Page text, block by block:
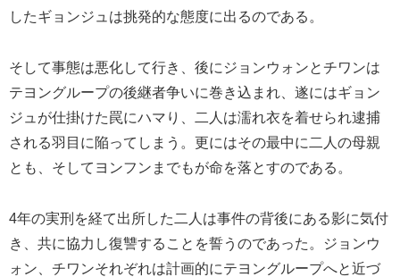
したギョンジュは挑発的な態度に出るのである。
そして事態は悪化して行き、後にジョンウォンとチワンは
テヨングループの後継者争いに巻き込まれ、遂にはギョン
ジュが仕掛けた罠にハマり、二人は濡れ衣を着せられ逮捕
される羽目に陥ってしまう。更にはその最中に二人の母親
とも、そしてヨンフンまでもが命を落とすのである。
4年の実刑を経て出所した二人は事件の背後にある影に気付
き、共に協力し復讐することを誓うのであった。ジョンウ
ォン、チワンそれぞれは計画的にテヨングループへと近づ